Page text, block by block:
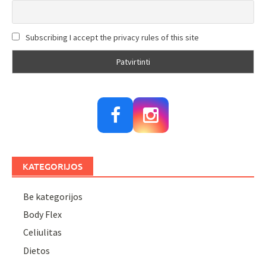
Subscribing I accept the privacy rules of this site
KATEGORIJOS
Be kategorijos
Body Flex
Celiulitas
Dietos